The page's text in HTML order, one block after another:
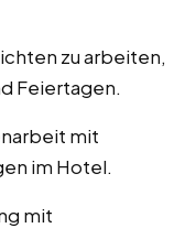
zu arbeiten,
Feiertagen.
mit
im Hotel.
mit